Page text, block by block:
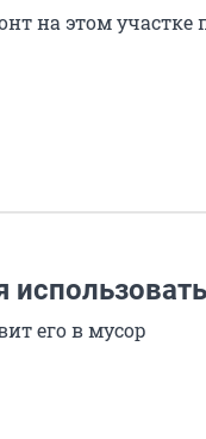
на этом участке
его в мусор